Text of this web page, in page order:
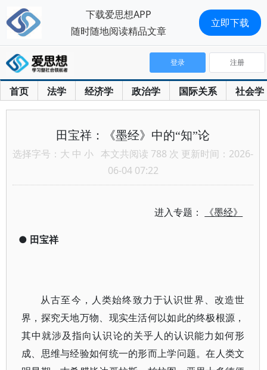
首页 法学 经济学 政治学 国际关系 社会学
登录 注册
田宝祥：《墨经》中的“知”论
选择字号： 大 中 小 本文共阅读 788 次 更新时间：2026-
06-04 07:22
进入专题： 《墨经》
● 田宝祥
从古至今，人类始终致力于认识世界、改造世
界，探究天地万物、现实生活何以如此的终极根源，
其中就涉及指向认识论的关乎人的认识能力如何形
成、思维与经验如何统一的形而上学问题。在人类文
下载爱思想APP
随时随地阅读精品文章
立即下载